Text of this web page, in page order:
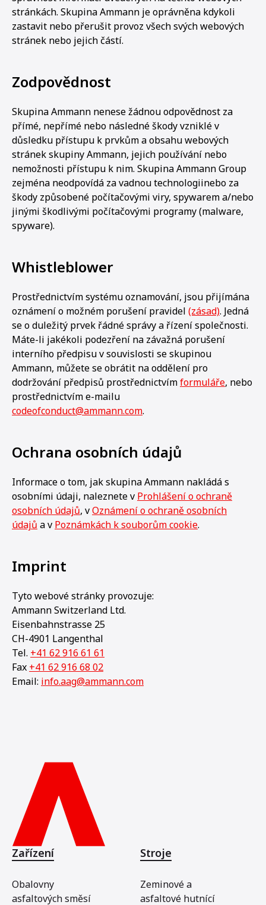
stránkách. Skupina Ammann je oprávněna kdykoli
zastavit nebo přerušit provoz všech svých webových
stránek nebo jejich částí.
Zodpovědnost
Skupina Ammann nenese žádnou odpovědnost za
přímé, nepřímé nebo následné škody vzniklé v
důsledku přístupu k prvkům a obsahu webových
stránek skupiny Ammann, jejich používání nebo
nemožnosti přístupu k nim. Skupina Ammann Group
zejména neodpovídá za vadnou technologiinebo za
škody způsobené počítačovými viry, spywarem a/nebo
jinými škodlivými počítačovými programy (malware,
spyware).
Whistleblower
Prostřednictvím systému oznamování, jsou přijímána
oznámení o možném porušení pravidel (zásad). Jedná
se o duležitý prvek řádné správy a řízení společnosti.
Máte-li jakékoli podezření na závažná porušení
interního předpisu v souvislosti se skupinou
Ammann, můžete se obrátit na oddělení pro
dodržování předpisů prostřednictvímformuláře, nebo
prostřednictvím e-mailu
codeofconduct@ammann.com.
Ochrana osobních údajů
Informace o tom, jak skupina Ammann nakládá s
osobními údaji, naleznete v Prohlášení o ochraně
osobních údajů, vOznámení o ochraně osobních
údajů a v Poznámkách k souborům cookie.
Imprint
Tyto webové stránky provozuje:
Ammann Switzerland Ltd.
Eisenbahnstrasse 25
CH-4901 Langenthal
Tel. +41 62 916 61 61
Fax +41 62 916 68 02
Email: info.aag@ammann.com
Zařízení
Obalovny
asfaltových směsí
Stroje
Zeminové a
asfaltové hutnící